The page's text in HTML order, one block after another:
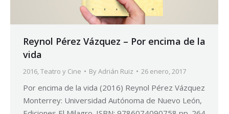
Reynol Pérez Vázquez – Por encima de la
vida
2016,Teatro y Cine ByAdrián Ruiz 26 enero, 2017
Por encima de la vida (2016) Reynol Pérez Vázquez
Monterrey: Universidad Autónoma de Nuevo León,